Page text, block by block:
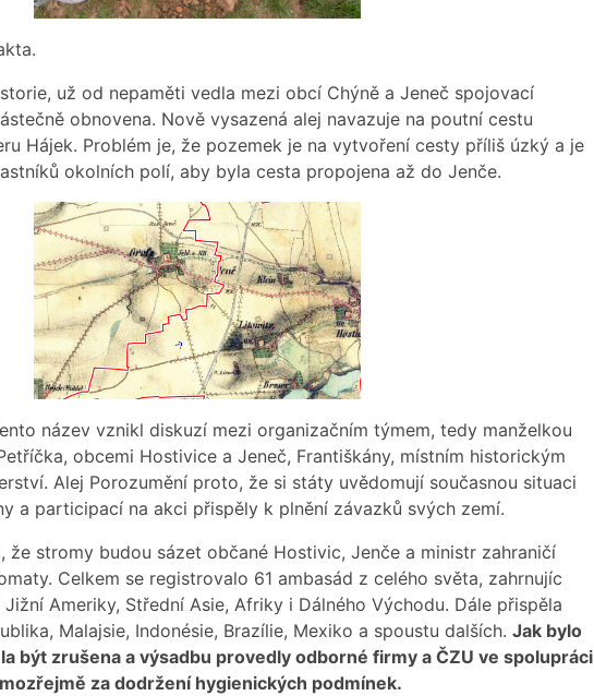
už od nepaměti vedla mezi obcí Chýně a Jeneč spojovací
obnovena. Nově vysazená alej navazuje na poutní cestu
Hájek. Problém je, že pozemek je na vytvoření cesty příliš úzký a je
okolních polí, aby byla cesta propojena až do Jenče.
název vznikl diskuzí mezi organizačním týmem, tedy manželkou
obcemi Hostivice a Jeneč, Františkány, místním historickým
Alej Porozumění proto, že si státy uvědomují současnou situaci
a participací na akci přispěly k plnění závazků svých zemí.
že stromy budou sázet občané Hostivic, Jenče a ministr zahraničí
Celkem se registrovalo 61 ambasád z celého světa, zahrnujíc
Ameriky, Střední Asie, Afriky i Dálného Východu. Dále přispěla
Malajsie, Indonésie, Brazílie, Mexiko a spoustu dalších. Jak bylo
být zrušena a výsadbu provedly odborné firmy a ČZU ve spolupráci
za dodržení hygienických podmínek.